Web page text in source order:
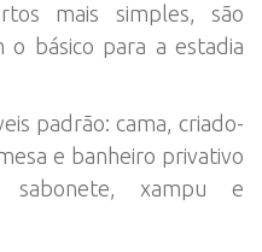
mais simples, são
básico para a estadia
padrão: cama, criado-
e banheiro privativo
sabonete, xampu e